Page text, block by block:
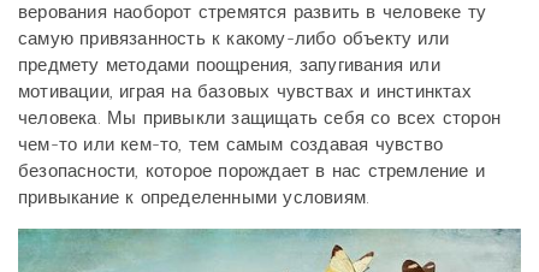
верования наоборот стремятся развить в человеке ту
самую привязанность к какому-либо объекту или
предмету методами поощрения, запугивания или
мотивации, играя на базовых чувствах и инстинктах
человека. Мы привыкли защищать себя со всех сторон
чем-то или кем-то, тем самым создавая чувство
безопасности, которое порождает в нас стремление и
привыкание к определенными условиям.